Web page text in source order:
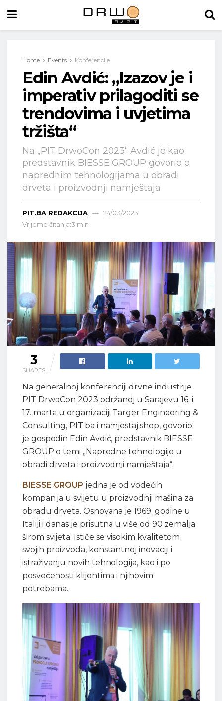
Home Events Konferencije
Edin Avdić: „Izazov je i
imperativ prilagoditi se
trendovima i uvjetima
tržišta“
Na „PIT DrwoCon 2023“ Avdić je kao
predstavnik BIESSE GROUP govorio o
naprednim tehnologijama u obradi
drveta i proizvodnji namještaja
PIT.BA REDAKCIJA
24/03/2023
Vrijeme čitanja:3 min
3
SHARES
Na generalnoj konferenciji drvne industrije
PIT DrwoCon 2023 održanoj u Sarajevu 16. i
17. marta u organizaciji Targer Engineering &
Consulting, PIT.ba i namjestaj.shop, govorio
je gospodin Edin Avdić, predstavnik BIESSE
GROUP o temi „Napredne tehnologije u
obradi drveta i proizvodnji namještaja“.
BIESSE GROUP jedna je od vodećih
kompanija u svijetu u proizvodnji mašina za
obradu drveta. Osnovana je 1969. godine u
Italiji i danas je prisutna u više od 90 zemalja
širom svijeta. Ističe se visokim kvalitetom
svojih proizvoda, konstantnoj inovaciji i
istraživanju novih tehnologija, kao i po
posvećenosti klijentima i njihovim
potrebama.